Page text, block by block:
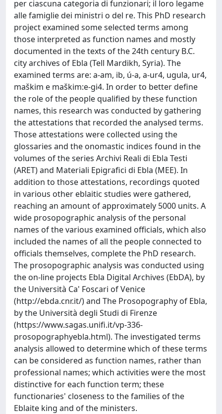
per ciascuna categoria di funzionari; il loro legame
alle famiglie dei ministri o del re. This PhD research
project examined some selected terms among
those interpreted as function names and mostly
documented in the texts of the 24th century B.C.
city archives of Ebla (Tell Mardikh, Syria). The
examined terms are: a-am, ib, ú-a, a-ur4, ugula, ur4,
maškim e maškim:e-gi4. In order to better define
the role of the people qualified by these function
names, this research was conducted by gathering
the attestations that recorded the analysed terms.
Those attestations were collected using the
glossaries and the onomastic indices found in the
volumes of the series Archivi Reali di Ebla Testi
(ARET) and Materiali Epigrafici di Ebla (MEE). In
addition to those attestations, recordings quoted
in various other eblaitic studies were gathered,
reaching an amount of approximately 5000 units. A
wide prosopographic analysis of the personal
names of the various examined officials, which also
included the names of all the people connected to
officials themselves, complete the PhD research.
The prosopographic analysis was conducted using
the on-line projects Ebla Digital Archives (EbDA), by
the Università Ca' Foscari of Venice
(http://ebda.cnr.it/) and The Prosopography of Ebla,
by the Università degli Studi di Firenze
(https://www.sagas.unifi.it/vp-336-
prosopographyebla.html). The investigated terms
analysis allowed to determine which of these terms
can be considered as function names, rather than
professional names; which activities were the most
distinctive for each function term; these
functionaries' closeness to the families of the
Eblaite king and of the ministers.